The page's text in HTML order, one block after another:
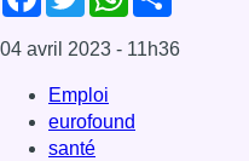
04 avril 2023 - 11h36
Emploi
eurofound
santé